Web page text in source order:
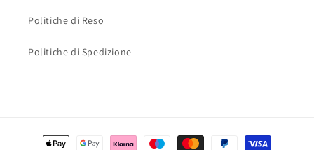
Politiche di Reso
Politiche di Spedizione
Metodi